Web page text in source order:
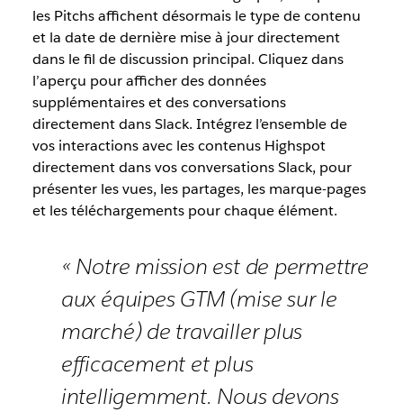
les Pitchs affichent désormais le type de contenu
et la date de dernière mise à jour directement
dans le fil de discussion principal. Cliquez dans
l’aperçu pour afficher des données
supplémentaires et des conversations
directement dans Slack. Intégrez l’ensemble de
vos interactions avec les contenus Highspot
directement dans vos conversations Slack, pour
présenter les vues, les partages, les marque-pages
et les téléchargements pour chaque élément.
« Notre mission est de permettre
aux équipes GTM (mise sur le
marché) de travailler plus
efficacement et plus
intelligemment. Nous devons